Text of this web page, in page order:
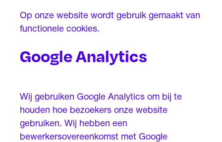
Op onze website wordt gebruik gemaakt van
functionele cookies.
Google Analytics
Wij gebruiken Google Analytics om bij te
houden hoe bezoekers onze website
gebruiken. Wij hebben een
bewerkersovereenkomst met Google